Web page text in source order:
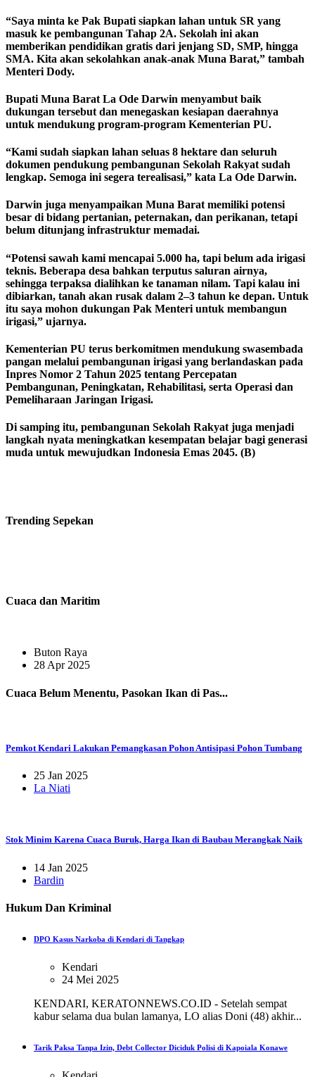
“Saya minta ke Pak Bupati siapkan lahan untuk SR yang
masuk ke pembangunan Tahap 2A. Sekolah ini akan
memberikan pendidikan gratis dari jenjang SD, SMP, hingga
SMA. Kita akan sekolahkan anak-anak Muna Barat,” tambah
Menteri Dody.
Bupati Muna Barat La Ode Darwin menyambut baik
dukungan tersebut dan menegaskan kesiapan daerahnya
untuk mendukung program-program Kementerian PU.
“Kami sudah siapkan lahan seluas 8 hektare dan seluruh
dokumen pendukung pembangunan Sekolah Rakyat sudah
lengkap. Semoga ini segera terealisasi,” kata La Ode Darwin.
Darwin juga menyampaikan Muna Barat memiliki potensi
besar di bidang pertanian, peternakan, dan perikanan, tetapi
belum ditunjang infrastruktur memadai.
“Potensi sawah kami mencapai 5.000 ha, tapi belum ada irigasi
teknis. Beberapa desa bahkan terputus saluran airnya,
sehingga terpaksa dialihkan ke tanaman nilam. Tapi kalau ini
dibiarkan, tanah akan rusak dalam 2–3 tahun ke depan. Untuk
itu saya mohon dukungan Pak Menteri untuk membangun
irigasi,” ujarnya.
Kementerian PU terus berkomitmen mendukung swasembada
pangan melalui pembangunan irigasi yang berlandaskan pada
Inpres Nomor 2 Tahun 2025 tentang Percepatan
Pembangunan, Peningkatan, Rehabilitasi, serta Operasi dan
Pemeliharaan Jaringan Irigasi.
Di samping itu, pembangunan Sekolah Rakyat juga menjadi
langkah nyata meningkatkan kesempatan belajar bagi generasi
muda untuk mewujudkan Indonesia Emas 2045. (B)
Trending Sepekan
Cuaca dan Maritim
Buton Raya
28 Apr 2025
Cuaca Belum Menentu, Pasokan Ikan di Pas...
Pemkot Kendari Lakukan Pemangkasan Pohon Antisipasi Pohon Tumbang
25 Jan 2025
La Niati
Stok Minim Karena Cuaca Buruk, Harga Ikan di Baubau Merangkak Naik
14 Jan 2025
Bardin
Hukum Dan Kriminal
DPO Kasus Narkoba di Kendari di Tangkap
Kendari
24 Mei 2025
KENDARI, KERATONNEWS.CO.ID - Setelah sempat
kabur selama dua bulan lamanya, LO alias Doni (48) akhir...
Tarik Paksa Tanpa Izin, Debt Collector Diciduk Polisi di Kapoiala Konawe